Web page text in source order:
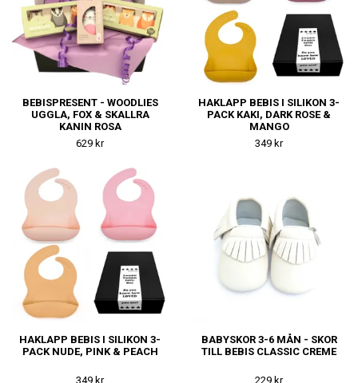
BEBISPRESENT - WOODLIES
UGGLA, FOX & SKALLRA
KANIN ROSA
629 kr
HAKLAPP BEBIS I SILIKON 3-
PACK KAKI, DARK ROSE &
MANGO
349 kr
HAKLAPP BEBIS I SILIKON 3-
PACK NUDE, PINK & PEACH
349 kr
BABYSKOR 3-6 MÅN - SKOR
TILL BEBIS CLASSIC CREME
229 kr